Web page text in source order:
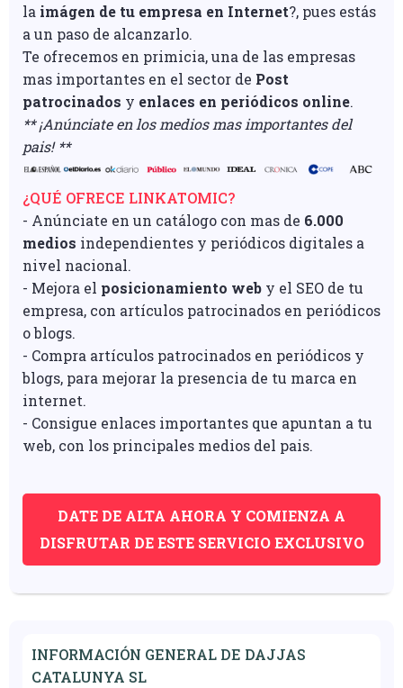
la imágen de tu empresa en Internet?, pues estás
a un paso de alcanzarlo.
Te ofrecemos en primicia, una de las empresas
mas importantes en el sector de Post
patrocinados y enlaces en periódicos online.
** ¡Anúnciate en los medios mas importantes del
pais! **
¿QUÉ OFRECE LINKATOMIC?
- Anúnciate en un catálogo con mas de 6.000
medios independientes y periódicos digitales a
nivel nacional.
- Mejora el posicionamiento web y el SEO de tu
empresa, con artículos patrocinados en periódicos
o blogs.
- Compra artículos patrocinados en periódicos y
blogs, para mejorar la presencia de tu marca en
internet.
- Consigue enlaces importantes que apuntan a tu
web, con los principales medios del pais.
DATE DE ALTA AHORA Y COMIENZA A
DISFRUTAR DE ESTE SERVICIO EXCLUSIVO
INFORMACIÓN GENERAL DE DAJJAS
CATALUNYA SL